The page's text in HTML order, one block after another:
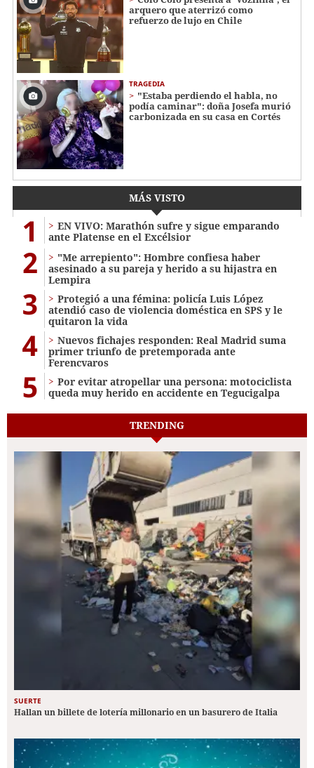
arquero que aterrizó como
refuerzo de lujo en Chile
TRAGEDIA
"Estaba perdiendo el habla, no
podía caminar": doña Josefa murió
carbonizada en su casa en Cortés
MÁS VISTO
1
EN VIVO: Marathón sufre y sigue emparando
ante Platense en el Excélsior
2
"Me arrepiento": Hombre confiesa haber
asesinado a su pareja y herido a su hijastra en
Lempira
3
Protegió a una fémina: policía Luis López
atendió caso de violencia doméstica en SPS y le
quitaron la vida
4
Nuevos fichajes responden: Real Madrid suma
primer triunfo de pretemporada ante
Ferencvaros
5
Por evitar atropellar una persona: motociclista
queda muy herido en accidente en Tegucigalpa
TRENDING
SUERTE
Hallan un billete de lotería millonario en un basurero de Italia